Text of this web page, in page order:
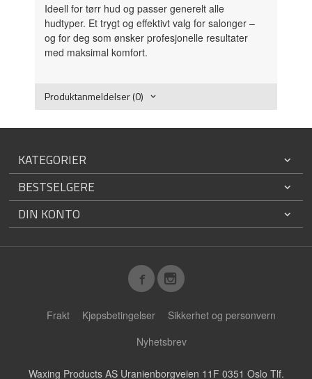
Ideell for tørr hud og passer generelt alle
hudtyper. Et trygt og effektivt valg for salonger –
og for deg som ønsker profesjonelle resultater
med maksimal komfort.
Produktanmeldelser (0)
KATEGORIER
BESTSELGERE
DIN KONTO
Frakt Kjøpsbetingelser
Sikkerhet og personvern
Nyhetsbrev
Waxing Products AS Uranienborgveien 11F 0351 Oslo Tlf.